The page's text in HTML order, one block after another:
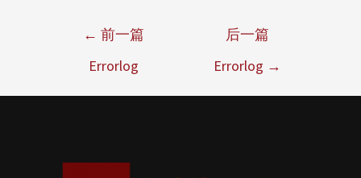
← 前一篇
Errorlog
后一篇
Errorlog →